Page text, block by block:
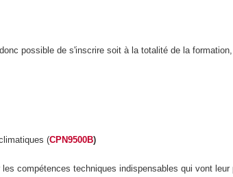
possible de s'inscrire soit à la totalité de la
(CPN9500B)
compétences techniques indispensables qui vont